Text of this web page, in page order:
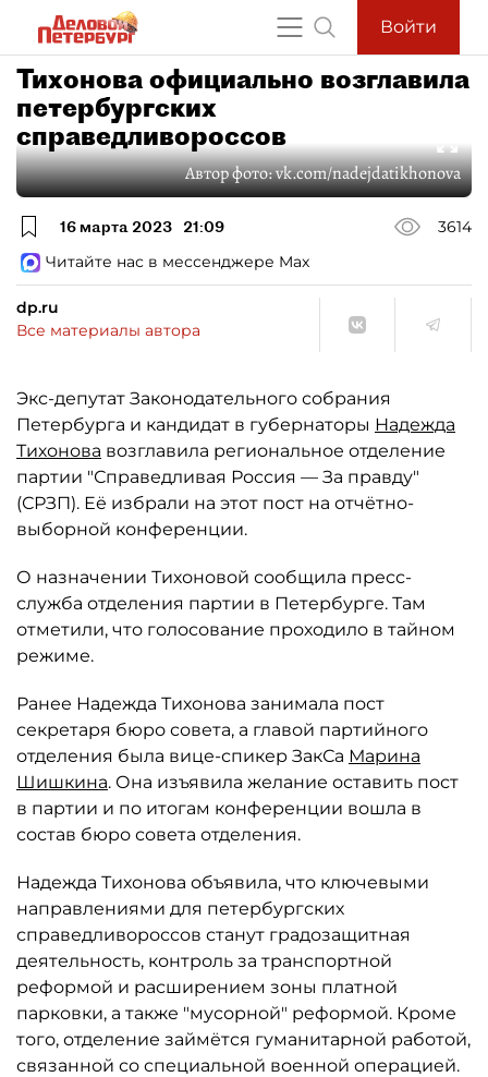
Войти
Тихонова официально возглавила
петербургских
справедливороссов
Автор фото:vk.com/nadejdatikhonova
16 марта 2023 21:09
3614
Читайте нас в мессенджере Max
dp.ru
Все материалы автора
Экс-депутат Законодательного собрания
Петербурга и кандидат в губернаторы Надежда
Тихонова возглавила региональное отделение
партии "Справедливая Россия — За правду"
(СРЗП). Её избрали на этот пост на отчётно-
выборной конференции.
О назначении Тихоновой сообщила пресс-
служба отделения партии в Петербурге. Там
отметили, что голосование проходило в тайном
режиме.
Ранее Надежда Тихонова занимала пост
секретаря бюро совета, а главой партийного
отделения была вице-спикер ЗакСа Марина
Шишкина. Она изъявила желание оставить пост
в партии и по итогам конференции вошла в
состав бюро совета отделения.
Надежда Тихонова объявила, что ключевыми
направлениями для петербургских
справедливороссов станут градозащитная
деятельность, контроль за транспортной
реформой и расширением зоны платной
парковки, а также "мусорной" реформой. Кроме
того, отделение займётся гуманитарной работой,
связанной со специальной военной операцией.